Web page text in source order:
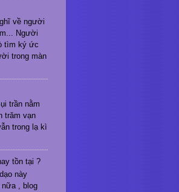
về người
Người
tìm ký ức
trong màn
trần nằm
trăm vạn
trong lạ kì
tồn tại ?
này
nữa , blog